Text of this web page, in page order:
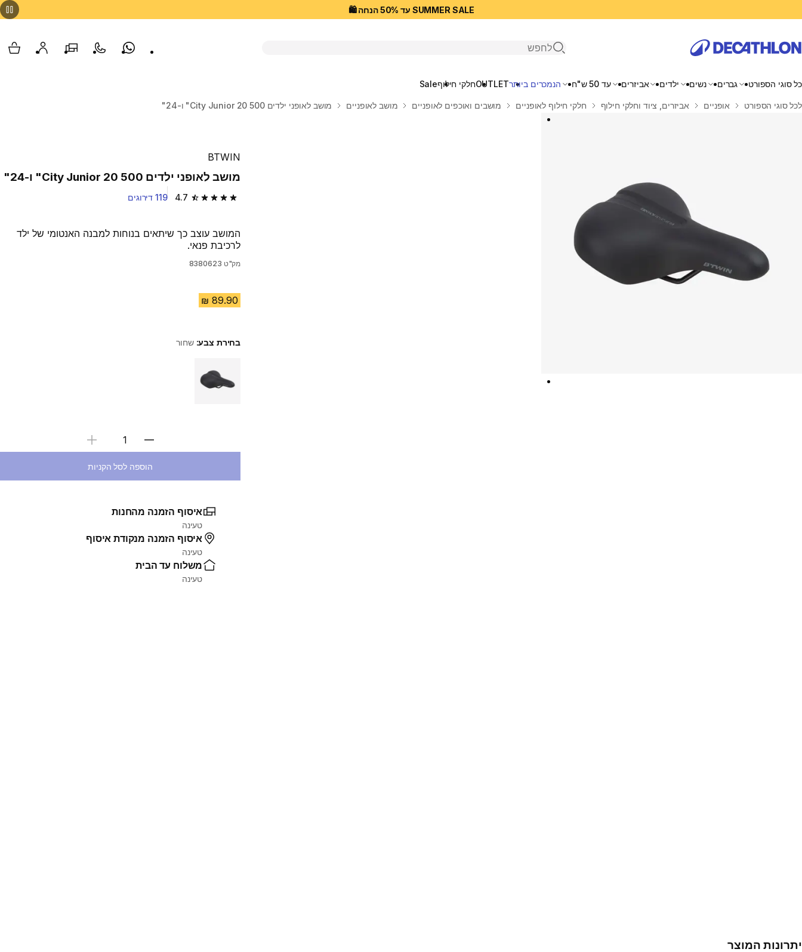
SUMMER SALE עד 50% הנחה 🛍️
פתיחת חיפוש
Whatsappצור קשרהסניפים שלנוהחשבון שלי
כל סוגי הספורט גברים נשים ילדים אביזרים עד 50 ש"ח הנמכרים ביותרOUTLETחלקי חילוףSale
בית
לכל סוגי הספורט אופניים אביזרים, ציוד וחלקי חילוף חלקי חילוף לאופניים מושבים ואוכפים לאופניים מושב לאופניים מושב לאופני ילדים 500 City Junior 20" ו-24"
BTWIN
מושב לאופני ילדים 500 City Junior 20" ו-24"
4.7 4.7 out of 5 stars from 119 reviews 119 דירוגים
המושב עוצב כך שיתאים בנוחות למבנה האנטומי של ילד
לרכיבת פנאי.
מק"ט 8380623
בחירת צבע:שחור
בחירת כמות
הוספה לסל הקניות
איסוף הזמנה מהחנות
טעינה
איסוף הזמנה מנקודת איסוף
טעינה
משלוח עד הבית
טעינה
יתרונות המוצר